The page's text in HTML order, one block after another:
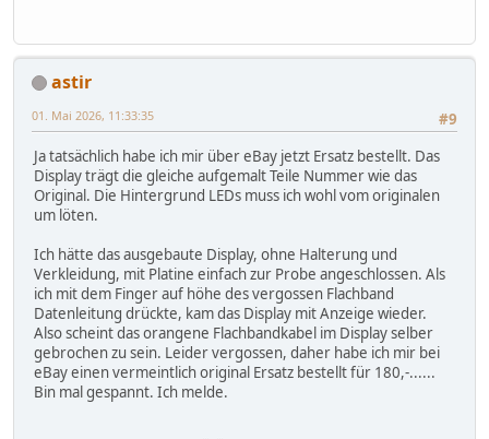
astir
#9
01. Mai 2026, 11:33:35
Ja tatsächlich habe ich mir über eBay jetzt Ersatz bestellt. Das
Display trägt die gleiche aufgemalt Teile Nummer wie das
Original. Die Hintergrund LEDs muss ich wohl vom originalen
um löten.
Ich hätte das ausgebaute Display, ohne Halterung und
Verkleidung, mit Platine einfach zur Probe angeschlossen. Als
ich mit dem Finger auf höhe des vergossen Flachband
Datenleitung drückte, kam das Display mit Anzeige wieder.
Also scheint das orangene Flachbandkabel im Display selber
gebrochen zu sein. Leider vergossen, daher habe ich mir bei
eBay einen vermeintlich original Ersatz bestellt für 180,-......
Bin mal gespannt. Ich melde.